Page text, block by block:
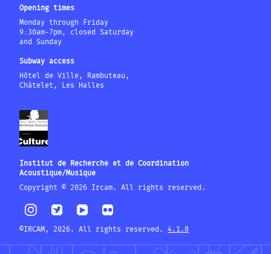
Opening times
Monday through Friday
9:30am-7pm, closed Saturday
and Sunday
Subway access
Hôtel de Ville, Rambuteau,
Châtelet, Les Halles
Institut de Recherche et de Coordination
Acoustique/Musique
Copyright © 2026 Ircam. All rights reserved.
©IRCAM, 2026. All rights reserved. 4.1.8